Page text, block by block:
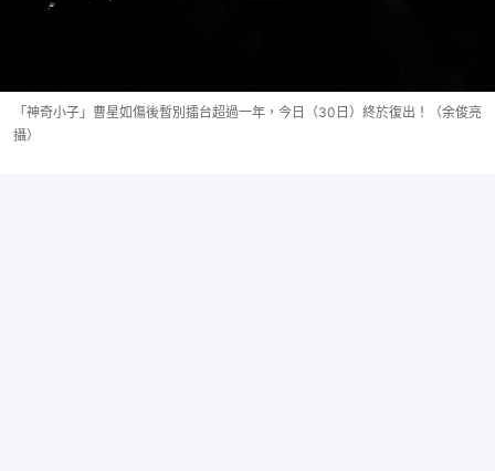
「神奇小子」曹星如傷後暫別擂台超過一年，今日（30日）終於復出！（余俊亮
攝）